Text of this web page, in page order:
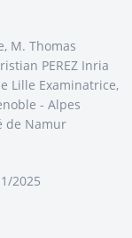
M. Thomas
PEREZ Inria
Lille Examinatrice,
- Alpes
de Namur
2025